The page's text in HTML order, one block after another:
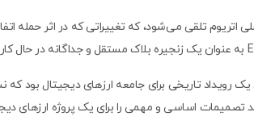
اتریوم تلقی می‌شود، که تغییراتی که در اثر حمله
حمله ۲۰۱۶ به نوعی یک رویداد تاریخی برای جامعه ارزهای
تصمیمات اساسی و مهمی را برای یک پروژه ارزهای